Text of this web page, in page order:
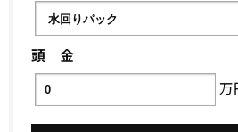
頭 金
万